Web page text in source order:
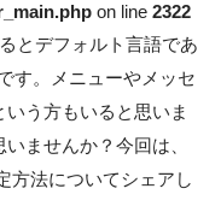
on line 2322
とデフォルト言語であ
す。メニューやメッセ
う方もいると思いま
ませんか？今回は、
方法についてシェアし